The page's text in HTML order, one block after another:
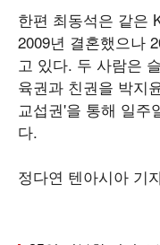
한편 최동석은 같은
2009년 결혼했으나
고 있다. 두 사람은
육권과 친권을 박지
교섭권'을 통해 일주
다.
정다연 텐아시아 기